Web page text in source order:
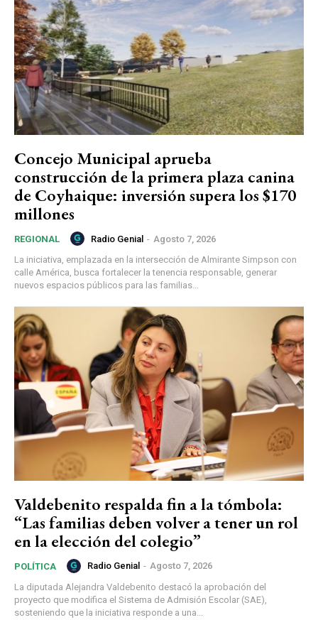
Concejo Municipal aprueba
construcción de la primera plaza canina
de Coyhaique: inversión supera los $170
millones
REGIONAL Radio Genial - Agosto 7, 2026
La iniciativa, emplazada en la intersección de Almirante Simpson con
calle América, busca fortalecer la tenencia responsable, generar
nuevos espacios públicos para las familias...
Valdebenito respalda fin a la tómbola:
“Las familias deben volver a tener un rol
en la elección del colegio”
POLÍTICA Radio Genial - Agosto 7, 2026
La diputada Alejandra Valdebenito destacó la aprobación del
proyecto que modifica el Sistema de Admisión Escolar (SAE),
sosteniendo que la iniciativa responde a una...